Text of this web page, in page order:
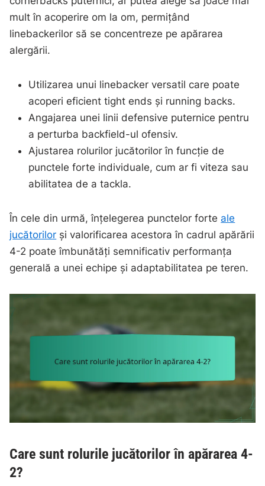
mult în acoperire om la om, permițând
linebackerilor să se concentreze pe apărarea
alergării.
Utilizarea unui linebacker versatil care poate
acoperi eficient tight ends și running backs.
Angajarea unei linii defensive puternice pentru
a perturba backfield-ul ofensiv.
Ajustarea rolurilor jucătorilor în funcție de
punctele forte individuale, cum ar fi viteza sau
abilitatea de a tackla.
În cele din urmă, înțelegerea punctelor forte ale
jucătorilor și valorificarea acestora în cadrul apărării
4-2 poate îmbunătăți semnificativ performanța
generală a unei echipe și adaptabilitatea pe teren.
Care sunt rolurile jucătorilor în apărarea 4-
2?